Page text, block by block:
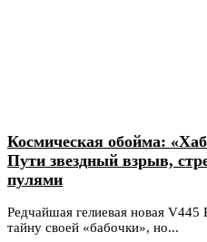
Космическая обойма:
Пути звездный взрыв,
пулями
Редчайшая гелиевая новая
тайну своей «бабочки», но...